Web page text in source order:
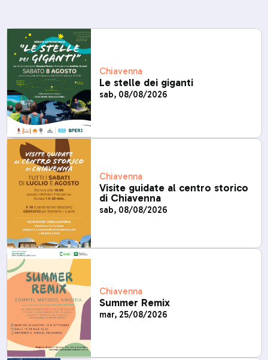
Chiavenna
Le stelle dei giganti
sab, 08/08/2026
Chiavenna
Visite guidate al centro storico
di Chiavenna
sab, 08/08/2026
Chiavenna
Summer Remix
mar, 25/08/2026